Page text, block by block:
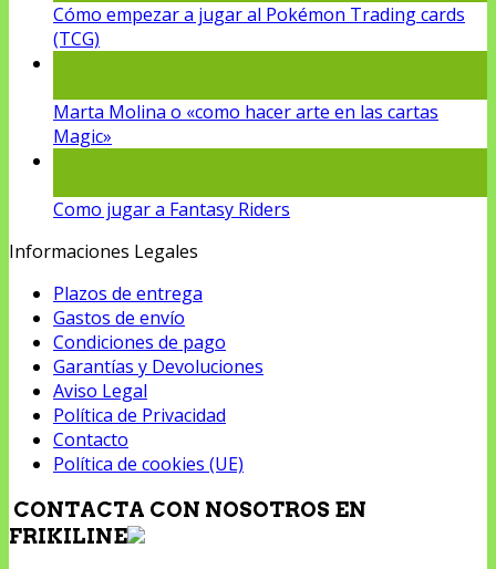
Cómo empezar a jugar al Pokémon Trading cards
(TCG)
Marta Molina o «como hacer arte en las cartas
Magic»
Como jugar a Fantasy Riders
Informaciones Legales
Plazos de entrega
Gastos de envío
Condiciones de pago
Garantías y Devoluciones
Aviso Legal
Política de Privacidad
Contacto
Política de cookies (UE)
CONTACTA CON NOSOTROS EN
FRIKILINE